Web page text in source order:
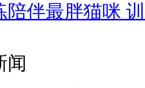
陪伴最胖猫咪
闻